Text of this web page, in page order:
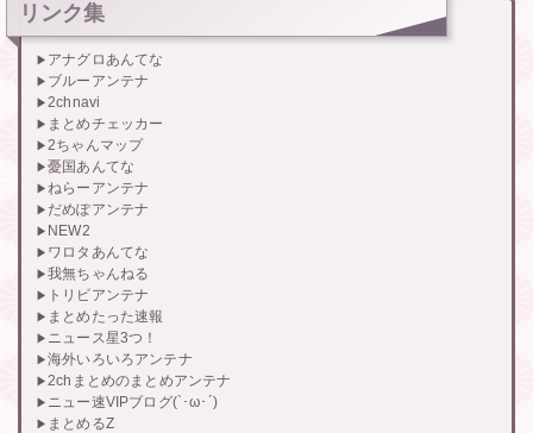
リンク集
アナグロあんてな
ブルーアンテナ
2chnavi
まとめチェッカー
2ちゃんマップ
憂国あんてな
ねらーアンテナ
だめぽアンテナ
NEW2
ワロタあんてな
我無ちゃんねる
トリビアンテナ
まとめたった速報
ニュース星3つ！
海外いろいろアンテナ
2chまとめのまとめアンテナ
ニュー速VIPブログ(`･ω･´)
まとめるZ